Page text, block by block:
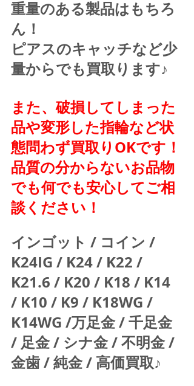
重量のある製品はもちろ
ん！
ピアスのキャッチなど少
量からでも買取ります♪
また、破損してしまった
品や変形した指輪など状
態問わず買取りOKです！
品質の分からないお品物
でも何でも安心してご相
談ください！
インゴット / コイン /
K24IG / K24 / K22 /
K21.6 / K20 / K18 / K14
/ K10 / K9 / K18WG /
K14WG /万足金 / 千足金
/ 足金 / シナ金 / 不明金 /
金歯 / 純金 / 高価買取♪